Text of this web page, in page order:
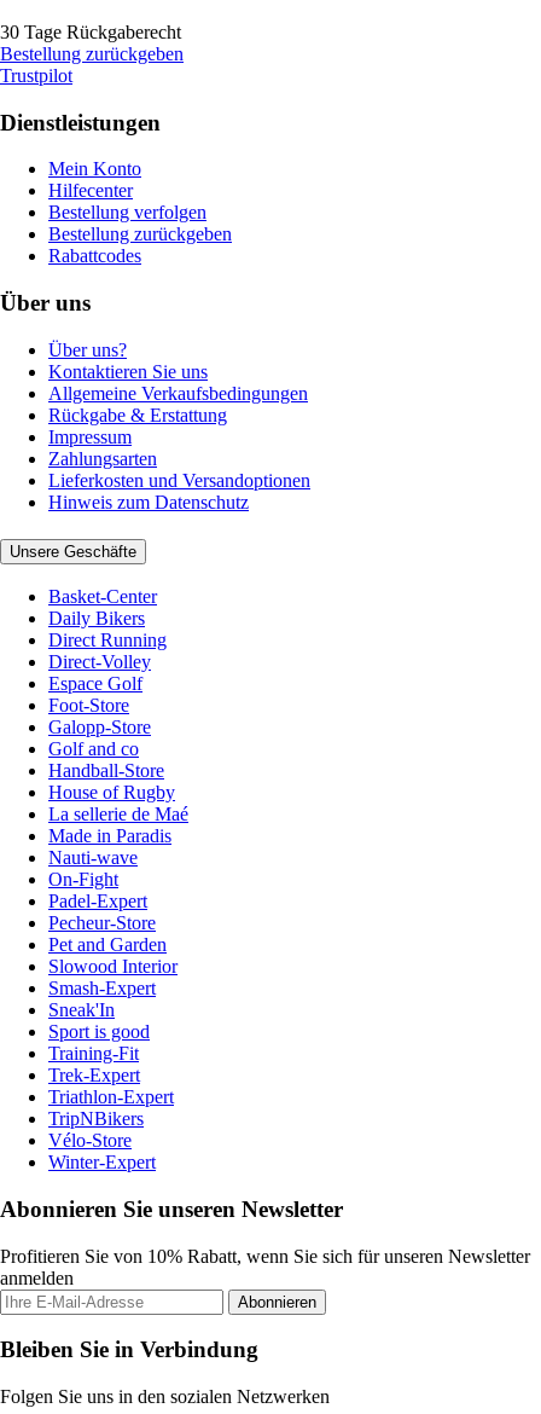
30 Tage Rückgaberecht
Bestellung zurückgeben
Trustpilot
Dienstleistungen
Mein Konto
Hilfecenter
Bestellung verfolgen
Bestellung zurückgeben
Rabattcodes
Über uns
Über uns?
Kontaktieren Sie uns
Allgemeine Verkaufsbedingungen
Rückgabe & Erstattung
Impressum
Zahlungsarten
Lieferkosten und Versandoptionen
Hinweis zum Datenschutz
Unsere Geschäfte
Basket-Center
Daily Bikers
Direct Running
Direct-Volley
Espace Golf
Foot-Store
Galopp-Store
Golf and co
Handball-Store
House of Rugby
La sellerie de Maé
Made in Paradis
Nauti-wave
On-Fight
Padel-Expert
Pecheur-Store
Pet and Garden
Slowood Interior
Smash-Expert
Sneak'In
Sport is good
Training-Fit
Trek-Expert
Triathlon-Expert
TripNBikers
Vélo-Store
Winter-Expert
Abonnieren Sie unseren Newsletter
Profitieren Sie von 10% Rabatt, wenn Sie sich für unseren Newsletter
anmelden
Abonnieren
Bleiben Sie in Verbindung
Folgen Sie uns in den sozialen Netzwerken